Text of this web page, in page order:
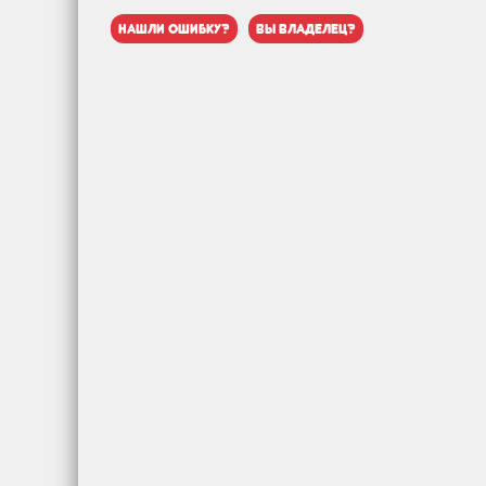
нашли ошибку? вы владелец?